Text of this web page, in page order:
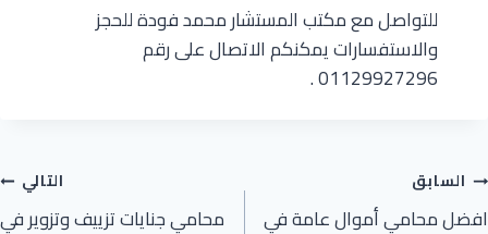
للتواصل مع مكتب المستشار محمد فودة للحجز
والاستفسارات يمكنكم الاتصال على رقم
01129927296 .
السابق
افضل محامي أموال عامة في
التالي
محامي جنايات تزييف وتزوير في